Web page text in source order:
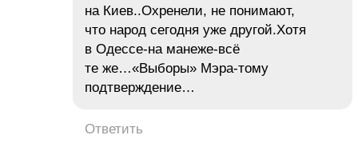
на Киев..Охренели, не понимают,
что народ сегодня уже другой.Хотя
в Одессе-на манеже-всё
те же…«Выборы» Мэра-тому
подтверждение…
Ответить